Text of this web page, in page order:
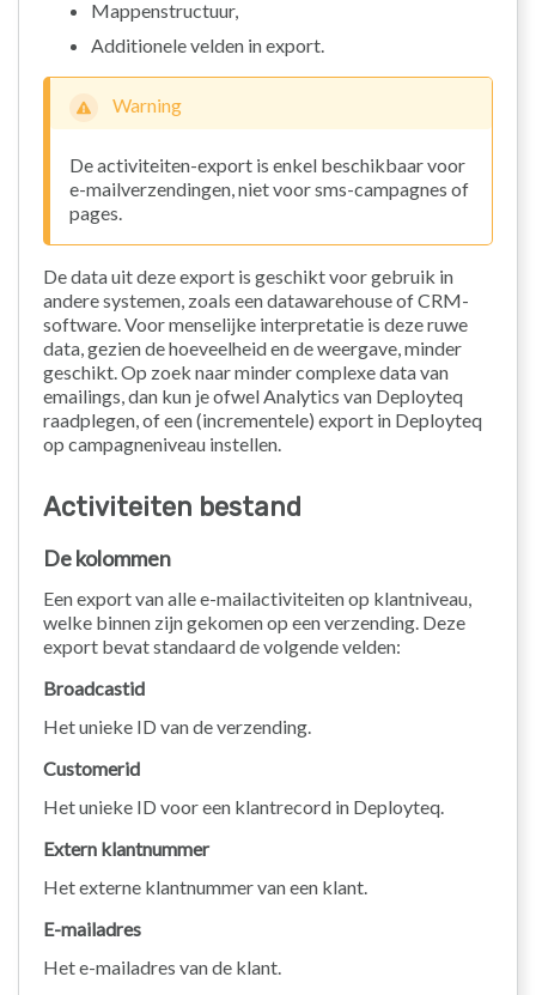
Mappenstructuur,
Additionele velden in export.
Warning
De activiteiten-export is enkel beschikbaar voor
e-mailverzendingen, niet voor sms-campagnes of
pages.
De data uit deze export is geschikt voor gebruik in
andere systemen, zoals een datawarehouse of CRM-
software. Voor menselijke interpretatie is deze ruwe
data, gezien de hoeveelheid en de weergave, minder
geschikt. Op zoek naar minder complexe data van
emailings, dan kun je ofwel Analytics van Deployteq
raadplegen, of een (incrementele) export in Deployteq
op campagneniveau instellen.
Activiteiten bestand
De kolommen
Een export van alle e-mailactiviteiten op klantniveau,
welke binnen zijn gekomen op een verzending. Deze
export bevat standaard de volgende velden:
Broadcastid
Het unieke ID van de verzending.
Customerid
Het unieke ID voor een klantrecord in Deployteq.
Extern klantnummer
Het externe klantnummer van een klant.
E-mailadres
Het e-mailadres van de klant.